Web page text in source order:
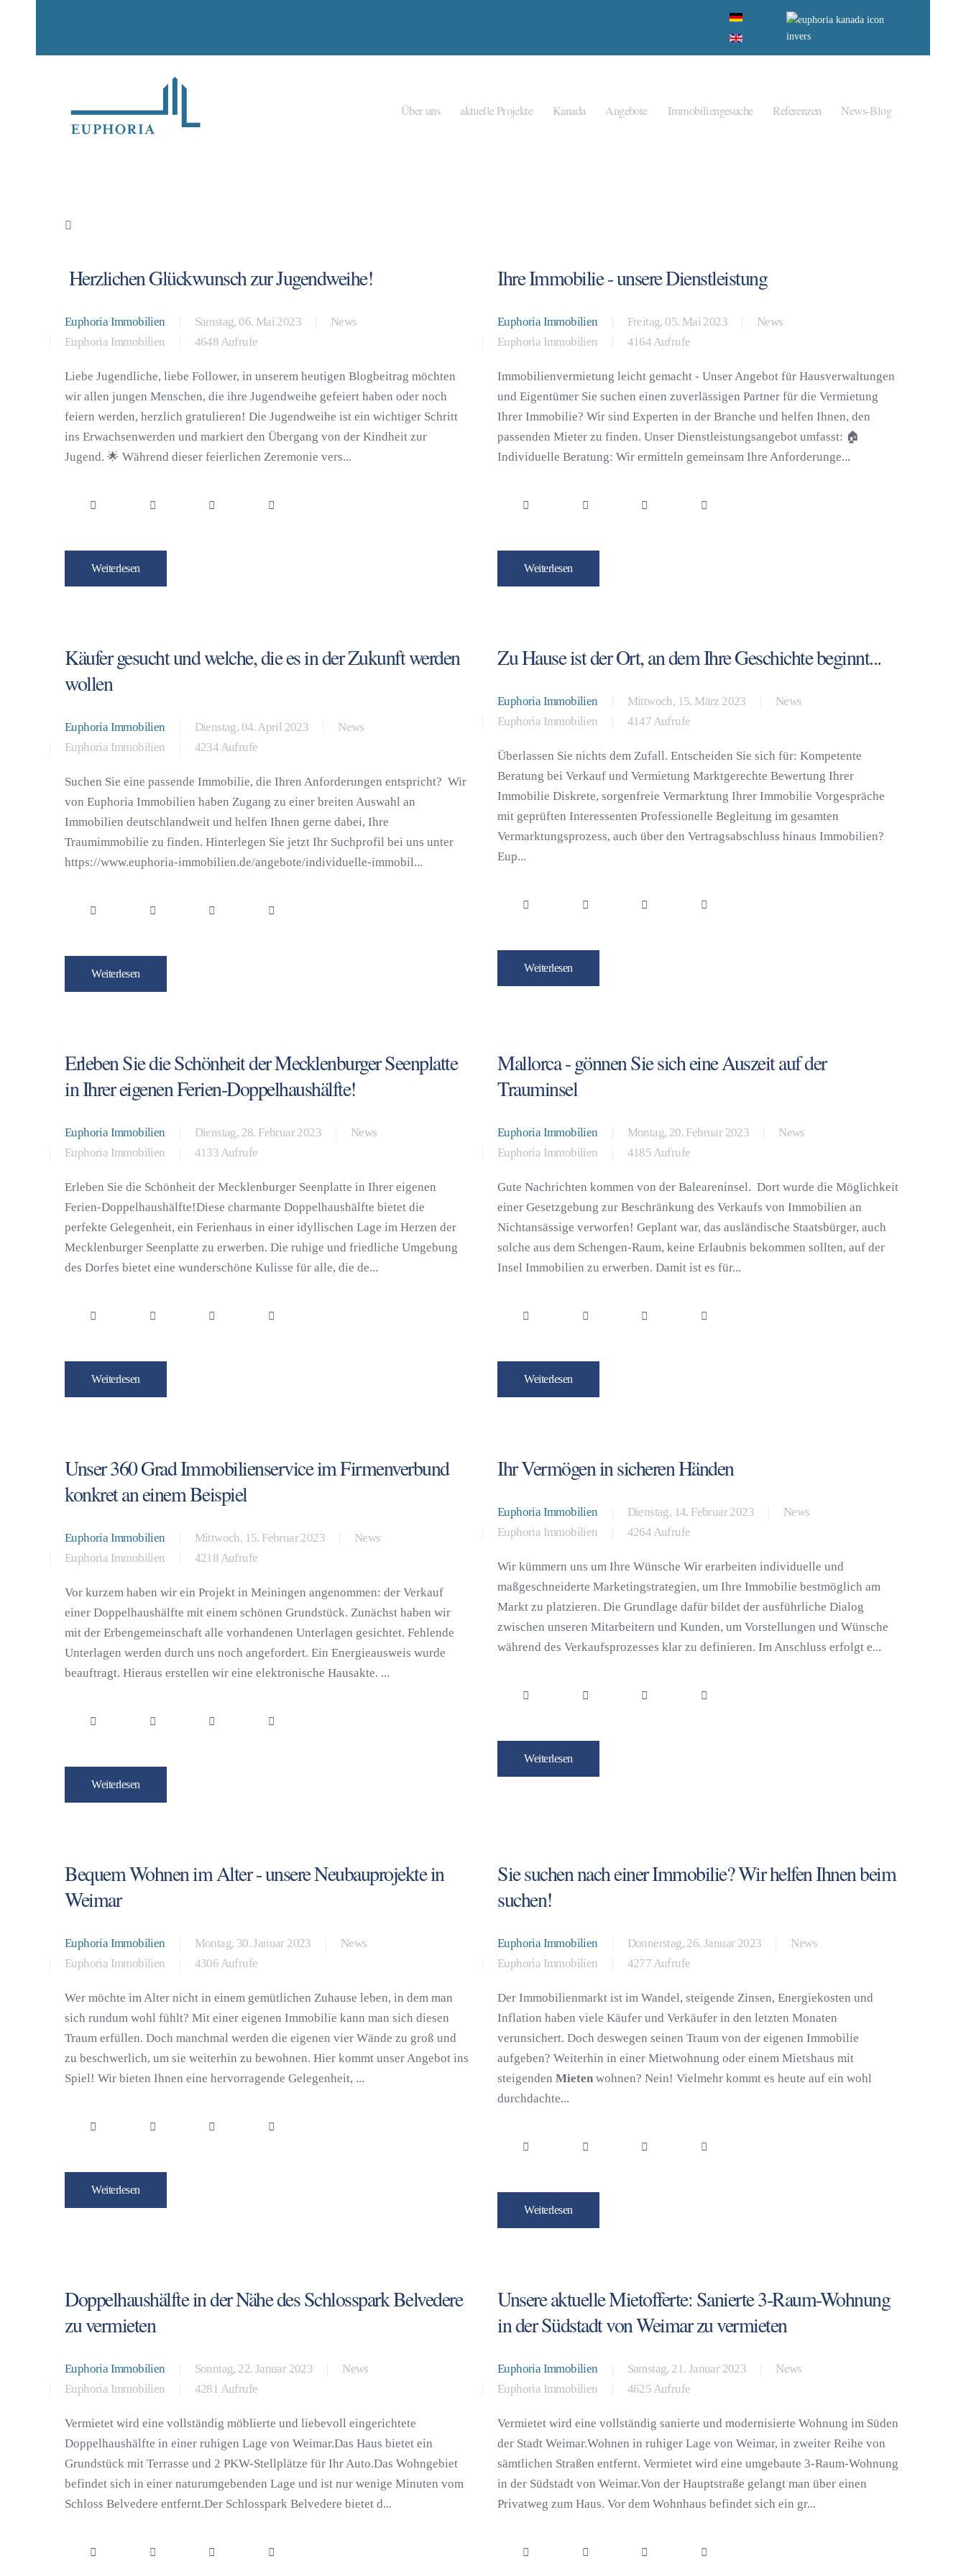
Über uns aktuelle Projekte Kanada Angebote Immobiliengesuche Referenzen News-Blog
​ Herzlichen Glückwunsch zur Jugendweihe!
Euphoria Immobilien Samstag, 06. Mai 2023
News
Euphoria Immobilien
4648 Aufrufe
Liebe Jugendliche, liebe Follower, in unserem heutigen Blogbeitrag möchten
wir allen jungen Menschen, die ihre Jugendweihe gefeiert haben oder noch
feiern werden, herzlich gratulieren! Die Jugendweihe ist ein wichtiger Schritt
ins Erwachsenwerden und markiert den Übergang von der Kindheit zur
Jugend. 🌟 Während dieser feierlichen Zeremonie vers...
Weiterlesen
Ihre Immobilie - unsere Dienstleistung
Euphoria Immobilien Freitag, 05. Mai 2023
News
Euphoria Immobilien
4164 Aufrufe
Immobilienvermietung leicht gemacht - Unser Angebot für Hausverwaltungen
und Eigentümer Sie suchen einen zuverlässigen Partner für die Vermietung
Ihrer Immobilie? Wir sind Experten in der Branche und helfen Ihnen, den
passenden Mieter zu finden. Unser Dienstleistungsangebot umfasst: 🏠
Individuelle Beratung: Wir ermitteln gemeinsam Ihre Anforderunge...
Weiterlesen
Käufer gesucht und welche, die es in der Zukunft werden
wollen
Euphoria Immobilien Dienstag, 04. April 2023
News
Euphoria Immobilien
4234 Aufrufe
Suchen Sie eine passende Immobilie, die Ihren Anforderungen entspricht? Wir
von Euphoria Immobilien haben Zugang zu einer breiten Auswahl an
Immobilien deutschlandweit und helfen Ihnen gerne dabei, Ihre
Traumimmobilie zu finden. Hinterlegen Sie jetzt Ihr Suchprofil bei uns unter
https://www.euphoria-immobilien.de/angebote/individuelle-immobil...
Weiterlesen
Zu Hause ist der Ort, an dem Ihre Geschichte beginnt...
Euphoria Immobilien Mittwoch, 15. März 2023
News
Euphoria Immobilien
4147 Aufrufe
Überlassen Sie nichts dem Zufall. Entscheiden Sie sich für: Kompetente
Beratung bei Verkauf und Vermietung Marktgerechte Bewertung Ihrer
Immobilie Diskrete, sorgenfreie Vermarktung Ihrer Immobilie Vorgespräche
mit geprüften Interessenten Professionelle Begleitung im gesamten
Vermarktungsprozess, auch über den Vertragsabschluss hinaus Immobilien?
Eup...
Weiterlesen
Erleben Sie die Schönheit der Mecklenburger Seenplatte
in Ihrer eigenen Ferien-Doppelhaushälfte!
Euphoria Immobilien Dienstag, 28. Februar 2023
News
Euphoria Immobilien
4133 Aufrufe
Erleben Sie die Schönheit der Mecklenburger Seenplatte in Ihrer eigenen
Ferien-Doppelhaushälfte!Diese charmante Doppelhaushälfte bietet die
perfekte Gelegenheit, ein Ferienhaus in einer idyllischen Lage im Herzen der
Mecklenburger Seenplatte zu erwerben. Die ruhige und friedliche Umgebung
des Dorfes bietet eine wunderschöne Kulisse für alle, die de...
Weiterlesen
Mallorca - gönnen Sie sich eine Auszeit auf der
Trauminsel
Euphoria Immobilien Montag, 20. Februar 2023
News
Euphoria Immobilien
4185 Aufrufe
Gute Nachrichten kommen von der Baleareninsel. Dort wurde die Möglichkeit
einer Gesetzgebung zur Beschränkung des Verkaufs von Immobilien an
Nichtansässige verworfen! Geplant war, das ausländische Staatsbürger, auch
solche aus dem Schengen-Raum, keine Erlaubnis bekommen sollten, auf der
Insel Immobilien zu erwerben. Damit ist es für...
Weiterlesen
Unser 360 Grad Immobilienservice im Firmenverbund
konkret an einem Beispiel
Euphoria Immobilien Mittwoch, 15. Februar 2023
News
Euphoria Immobilien
4218 Aufrufe
Vor kurzem haben wir ein Projekt in Meiningen angenommen: der Verkauf
einer Doppelhaushälfte mit einem schönen Grundstück. Zunächst haben wir
mit der Erbengemeinschaft alle vorhandenen Unterlagen gesichtet. Fehlende
Unterlagen werden durch uns noch angefordert. Ein Energieausweis wurde
beauftragt. Hieraus erstellen wir eine elektronische Hausakte. ...
Weiterlesen
Ihr Vermögen in sicheren Händen
Euphoria Immobilien Dienstag, 14. Februar 2023
News
Euphoria Immobilien
4264 Aufrufe
Wir kümmern uns um Ihre Wünsche Wir erarbeiten individuelle und
maßgeschneiderte Marketingstrategien, um Ihre Immobilie bestmöglich am
Markt zu platzieren. Die Grundlage dafür bildet der ausführliche Dialog
zwischen unseren Mitarbeitern und Kunden, um Vorstellungen und Wünsche
während des Verkaufsprozesses klar zu definieren. Im Anschluss erfolgt e...
Weiterlesen
Bequem Wohnen im Alter - unsere Neubauprojekte in
Weimar
Euphoria Immobilien Montag, 30. Januar 2023
News
Euphoria Immobilien
4306 Aufrufe
Wer möchte im Alter nicht in einem gemütlichen Zuhause leben, in dem man
sich rundum wohl fühlt? Mit einer eigenen Immobilie kann man sich diesen
Traum erfüllen. Doch manchmal werden die eigenen vier Wände zu groß und
zu beschwerlich, um sie weiterhin zu bewohnen. Hier kommt unser Angebot ins
Spiel! Wir bieten Ihnen eine hervorragende Gelegenheit, ...
Weiterlesen
Sie suchen nach einer Immobilie? Wir helfen Ihnen beim
suchen!
Euphoria Immobilien Donnerstag, 26. Januar 2023
News
Euphoria Immobilien
4277 Aufrufe
Der Immobilienmarkt ist im Wandel, steigende Zinsen, Energiekosten und
Inflation haben viele Käufer und Verkäufer in den letzten Monaten
verunsichert. Doch deswegen seinen Traum von der eigenen Immobilie
aufgeben? Weiterhin in einer Mietwohnung oder einem Mietshaus mit
steigenden Mieten wohnen? Nein! Vielmehr kommt es heute auf ein wohl
durchdachte...
Weiterlesen
Doppelhaushälfte in der Nähe des Schlosspark Belvedere
zu vermieten
Euphoria Immobilien Sonntag, 22. Januar 2023
News
Euphoria Immobilien
4281 Aufrufe
Vermietet wird eine vollständig möblierte und liebevoll eingerichtete
Doppelhaushälfte in einer ruhigen Lage von Weimar.Das Haus bietet ein
Grundstück mit Terrasse und 2 PKW-Stellplätze für Ihr Auto.Das Wohngebiet
befindet sich in einer naturumgebenden Lage und ist nur wenige Minuten vom
Schloss Belvedere entfernt.Der Schlosspark Belvedere bietet d...
Unsere aktuelle Mietofferte: Sanierte 3-Raum-Wohnung
in der Südstadt von Weimar zu vermieten
Euphoria Immobilien Samstag, 21. Januar 2023
News
Euphoria Immobilien
4625 Aufrufe
Vermietet wird eine vollständig sanierte und modernisierte Wohnung im Süden
der Stadt Weimar.Wohnen in ruhiger Lage von Weimar, in zweiter Reihe von
sämtlichen Straßen entfernt. Vermietet wird eine umgebaute 3-Raum-Wohnung
in der Südstadt von Weimar.Von der Hauptstraße gelangt man über einen
Privatweg zum Haus. Vor dem Wohnhaus befindet sich ein gr...